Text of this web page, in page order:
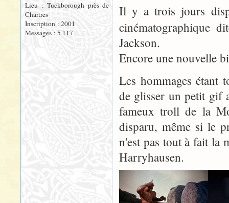
Lieu : Tuckborough près de
Chartres
Inscription : 2001
Messages : 5 117
Il y a trois jours
cinématographique
Jackson.
Encore une nouvelle
Les hommages étant
de glisser un petit gif
fameux troll de la
disparu, même si le
n'est pas tout à fait la
Harryhausen.